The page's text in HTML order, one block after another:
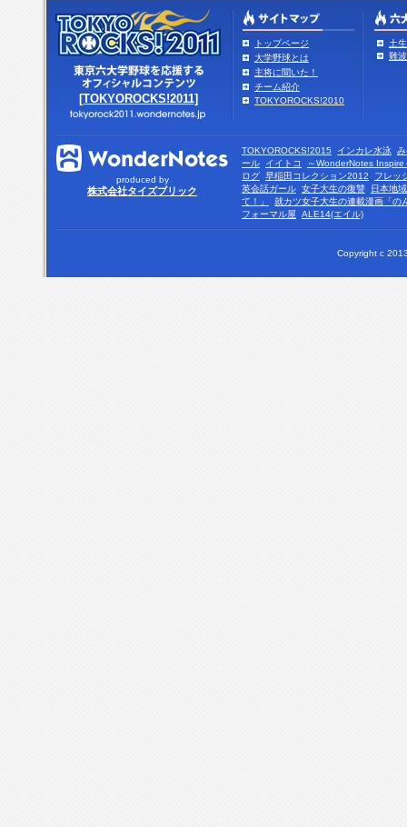
[TOKYOROCKS!2011]
トップページ
大学野球とは
主将に聞いた！
チーム紹介
TOKYOROCKS!2010
土
難
produced by
株式会社タイズブリック
TOKYOROCKS!2015 インカレ水泳
ール
イイトコ
～WonderNotes Inspire
ログ 早稲田コレクション2012
フレッ
英会話ガール 女子大生の復讐
日本地
て！」
就カツ女子大生の連載漫画「の
フォーマル屋
ALE14(エイル)
Copyright c